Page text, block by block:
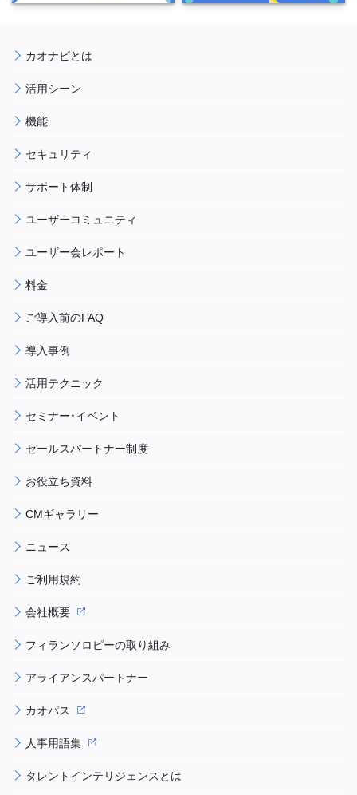
カオナビとは
活用シーン
機能
セキュリティ
サポート体制
ユーザーコミュニティ
ユーザー会レポート
料金
ご導入前のFAQ
導入事例
活用テクニック
セミナー・イベント
セールスパートナー制度
お役立ち資料
CMギャラリー
ニュース
ご利用規約
会社概要
フィランソロピーの取り組み
アライアンスパートナー
カオパス
人事用語集
タレントインテリジェンスとは